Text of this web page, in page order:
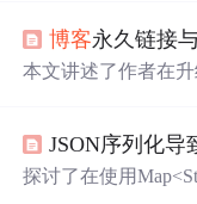
还探讨了Markdown
不同博客平台发布
博客永久链接
本文讲述了作者在
采用新的永久链接
JSON序列化导
探讨了在使用